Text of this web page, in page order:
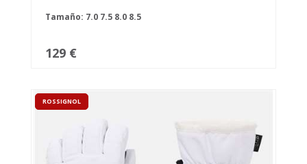
Tamaño: 7.0 7.5 8.0 8.5
129 €
ROSSIGNOL